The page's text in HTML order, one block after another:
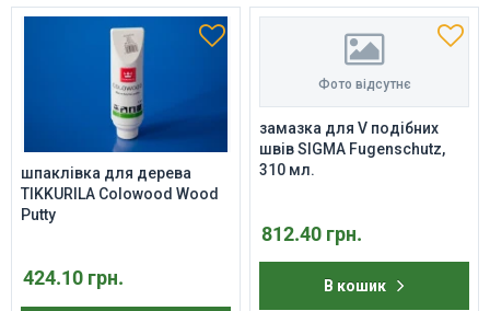
шпаклівка для дерева
TIKKURILA Colowood Wood
Putty
424.10 грн.
Фото відсутнє
замазка для V подібних
швів SIGMA Fugenschutz,
310 мл.
812.40 грн.
В кошик